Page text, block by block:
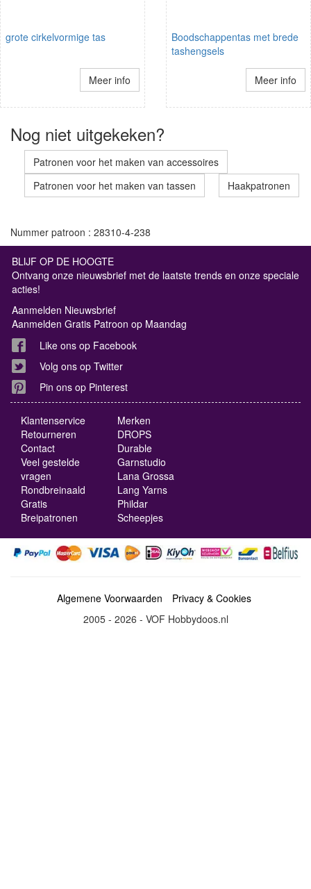
grote cirkelvormige tas
Meer info
Boodschappentas met brede
tashengsels
Meer info
Nog niet uitgekeken?
Patronen voor het maken van accessoires
Patronen voor het maken van tassen
Haakpatronen
Nummer patroon : 28310-4-238
BLIJF OP DE HOOGTE
Ontvang onze nieuwsbrief met de laatste trends en onze speciale
acties!
Aanmelden Nieuwsbrief
Aanmelden Gratis Patroon op Maandag
Like ons op Facebook
Volg ons op Twitter
Pin ons op Pinterest
Klantenservice
Retourneren
Contact
Veel gestelde
vragen
Rondbreinaald
Gratis
Breipatronen
Merken
DROPS
Durable
Garnstudio
Lana Grossa
Lang Yarns
Phildar
Scheepjes
Algemene Voorwaarden
Privacy & Cookies
2005 - 2026 - VOF Hobbydoos.nl